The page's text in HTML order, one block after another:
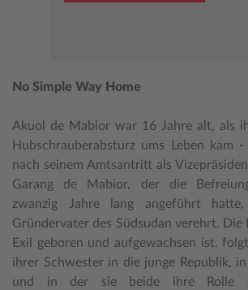
No Simple Way Home
Akuol de Mabior war 16 Jahre alt, als
Hubschrauberabsturz ums Leben kam
nach seinem Amtsantritt als
Garang de Mabior, der die
zwanzig Jahre lang angeführt
Gründervater des Südsudan verehrt. Die
Exil geboren und aufgewachsen ist,
ihrer Schwester in die junge Republik,
und in der sie beide ihre Rolle